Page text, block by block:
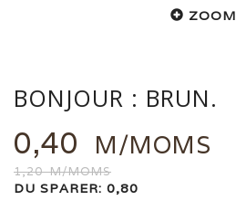
ZOOM
BONJOUR : BRUN.
0,40 M/MOMS
1,20M/MOMS
DU SPARER: 0,80